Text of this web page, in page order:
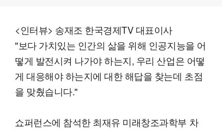
<인터뷰> 송재조 한국경제TV 대표이사
"보다 가치있는 인간의 삶을 위해 인공지능을 어
떻게 발전시켜 나가야 하는지, 우리 산업은 어떻
게 대응해야 하는지에 대한 해답을 찾는데 초점
을 맞췄습니다."
쇼퍼런스에 참석한 최재유 미래창조과학부 차